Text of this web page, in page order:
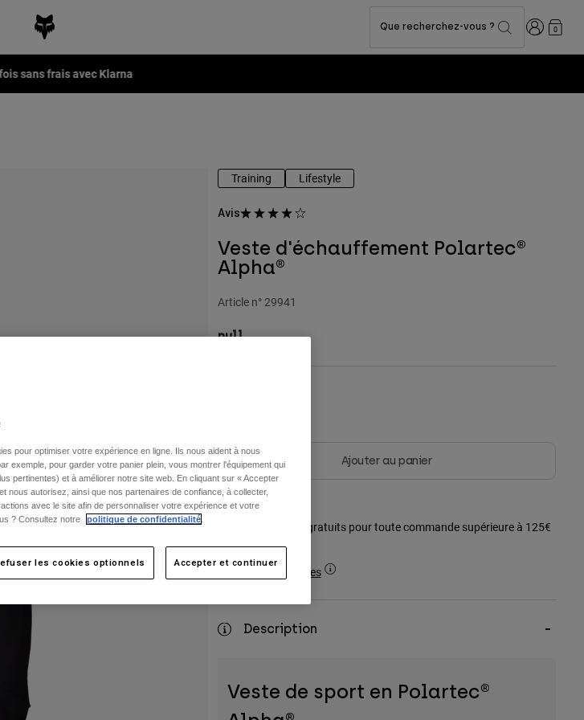
Que recherchez-vous ? Connexion
0
sans frais avec Klarna
Training Lifestyle
Avis
Veste d'échauffement Polartec®
Alpha®
Article n° 29941
null
Ajouter au panier
Frais de port gratuits pour toute commande supérieure à 125€
Retours simples
Description
Veste de sport en Polartec®
pour optimiser votre expérience en ligne. Ils nous aident à nous
exemple, pour garder votre panier plein, vous montrer l'équipement qui
pertinentes) et à améliorer notre site web. En cliquant sur « Accepter
nous autorisez, ainsi que nos partenaires de confiance, à collecter,
avec le site afin de personnaliser votre expérience et votre
? Consultez notre
politique de confidentialité
les cookies optionnels Accepter et continuer